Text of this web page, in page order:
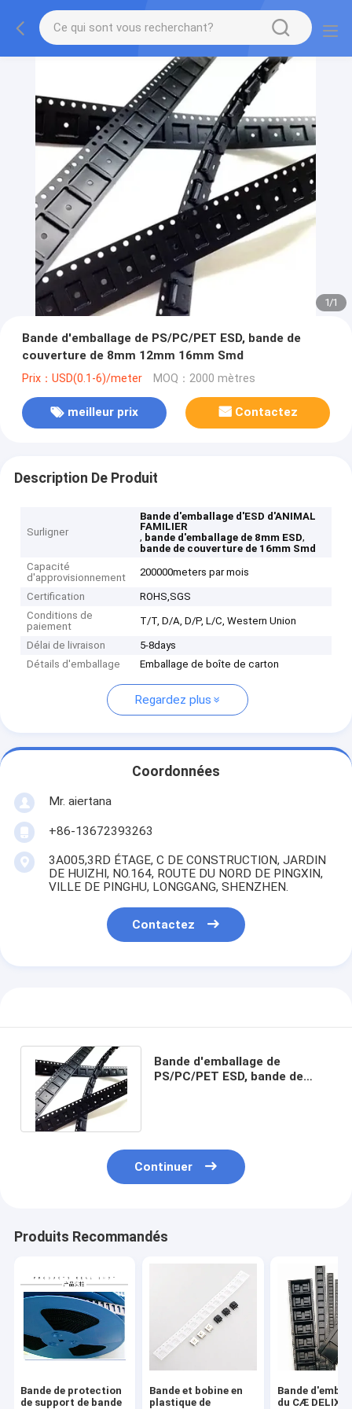
1/1
Bande d'emballage de PS/PC/PET ESD, bande de
couverture de 8mm 12mm 16mm Smd
Prix：USD(0.1-6)/meter MOQ：2000 mètres
meilleur prix Contactez
Description De Produit
Surligner
Bande d'emballage d'ESD d'ANIMAL
FAMILIER
, bande d'emballage de 8mm ESD,
bande de couverture de 16mm Smd
Capacité
d'approvisionnement
200000meters par mois
Certification
ROHS,SGS
Conditions de
paiement
T/T, D/A, D/P, L/C, Western Union
Délai de livraison
5-8days
Détails d'emballage
Emballage de boîte de carton
Regardez plus
Coordonnées
Mr. aiertana
+86-13672393263
3A005,3RD ÉTAGE, C DE CONSTRUCTION, JARDIN
DE HUIZHI, NO.164, ROUTE DU NORD DE PINGXIN,
VILLE DE PINGHU, LONGGANG, SHENZHEN.
Contactez
Bande d'emballage de
PS/PC/PET ESD, bande de
Continuer
Produits Recommandés
Bande de protection
de support de bande
Bande et bobine en
plastique de
Bande
du CÆ